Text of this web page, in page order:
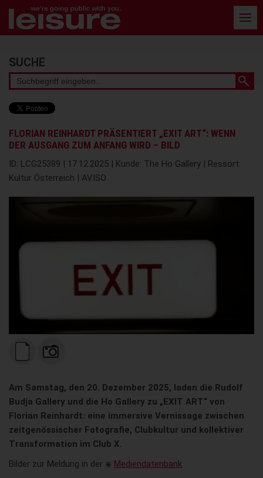
Barrierefreie
Bedienung
der
Stichwortsuche
SUCHE
FLORIAN REINHARDT PRÄSENTIERT „EXIT ART“: WENN
DER AUSGANG ZUM ANFANG WIRD – BILD
ID: LCG25389 | 17.12.2025 | Kunde: The Ho Gallery | Ressort:
Kultur Österreich | AVISO
Am Samstag, den 20. Dezember 2025, laden die Rudolf
Budja Gallery und die Ho Gallery zu „EXIT ART“ von
Florian Reinhardt: eine immersive Vernissage zwischen
zeitgenössischer Fotografie, Clubkultur und kollektiver
Transformation im Club X.
Bilder zur Meldung in der
Mediendatenbank